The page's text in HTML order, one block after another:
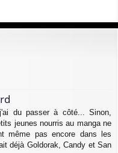
du passer à côté... Sinon,
jeunes nourris au manga ne
même pas encore dans les
déjà Goldorak, Candy et San